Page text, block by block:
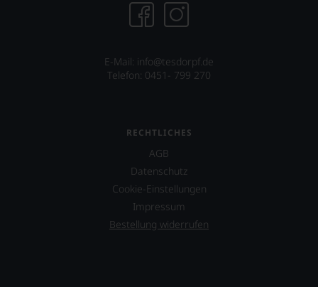
E-Mail: info@tesdorpf.de
Telefon: 0451- 799 270
RECHTLICHES
AGB
Datenschutz
Cookie-Einstellungen
Impressum
Bestellung widerrufen